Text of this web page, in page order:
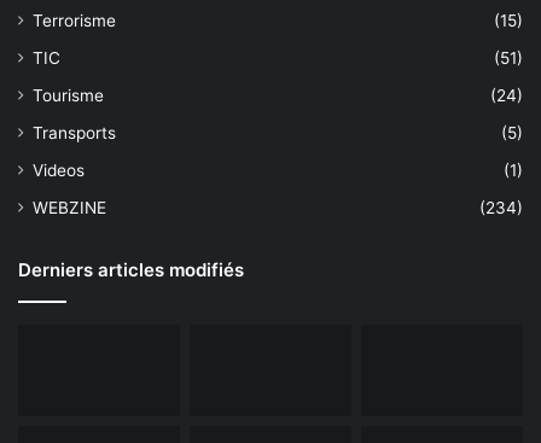
Terrorisme
(15)
TIC
(51)
Tourisme
(24)
Transports
(5)
Videos
(1)
WEBZINE
(234)
Derniers articles modifiés